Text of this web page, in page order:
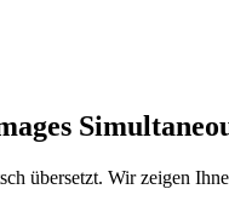
übersetzt. Wir zeigen